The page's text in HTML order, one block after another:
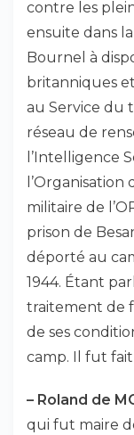
contre les
ensuite dans
Bournel à
britanniques
au Service du
réseau de
l’Intelligence
militaire de
prison de
déporté au
1944. Étant
traitement de
de ses
camp. Il fut
– Roland de
qui fut maire